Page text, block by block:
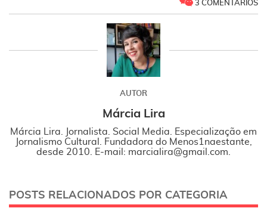
3 COMENTÁRIOS
AUTOR
Márcia Lira
Márcia Lira. Jornalista. Social Media. Especialização em
Jornalismo Cultural. Fundadora do Menos1naestante,
desde 2010. E-mail: marcialira@gmail.com.
POSTS RELACIONADOS POR CATEGORIA